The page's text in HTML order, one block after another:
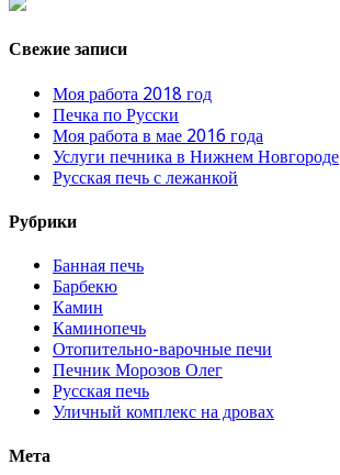
Свежие записи
Моя работа 2018 год
Печка по Русски
Моя работа в мае 2016 года
Услуги печника в Нижнем Новгороде
Русская печь с лежанкой
Рубрики
Банная печь
Барбекю
Камин
Каминопечь
Отопительно-варочные печи
Печник Морозов Олег
Русская печь
Уличный комплекс на дровах
Мета